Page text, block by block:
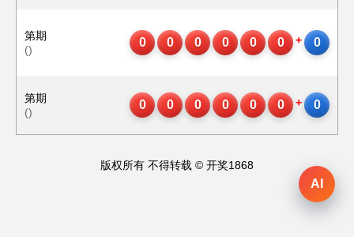
第期
()
0 0 0 0 0 0 + 0
第期
()
0 0 0 0 0 0 + 0
版权所有 不得转载 © 开奖1868
AI